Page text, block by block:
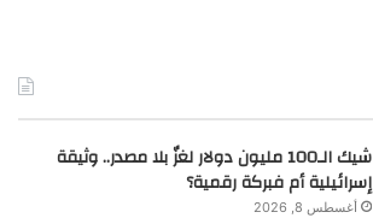
شيك الـ100 مليون دولار لغزٌ بلا مصدر.. وثيقة
إسرائيلية أم فبركة رقمية؟
أغسطس 8, 2026